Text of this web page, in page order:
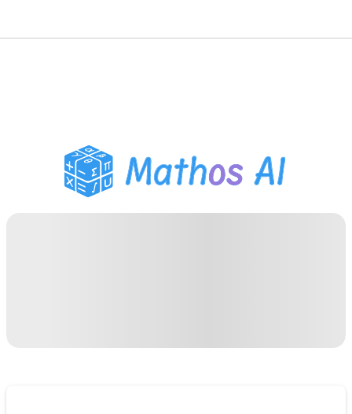
Помощник по домашним
заданиям PDF
Инструменты для